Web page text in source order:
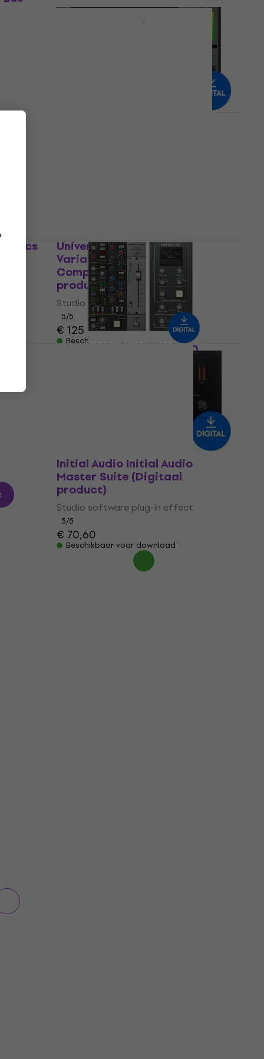
Arturia VCA-65 (Digitaal
Universal Audio Manley
Variable Mu Limiter
Compressor (Digitaal
product)
Studio software plug-in effect
5/5
€ 125
Beschikbaar voor download
Universal Audio SSL 4000
Initial Audio Initial Audio
Master Suite (Digitaal
product)
Studio software plug-in effect
5/5
€ 70,60
Beschikbaar voor download